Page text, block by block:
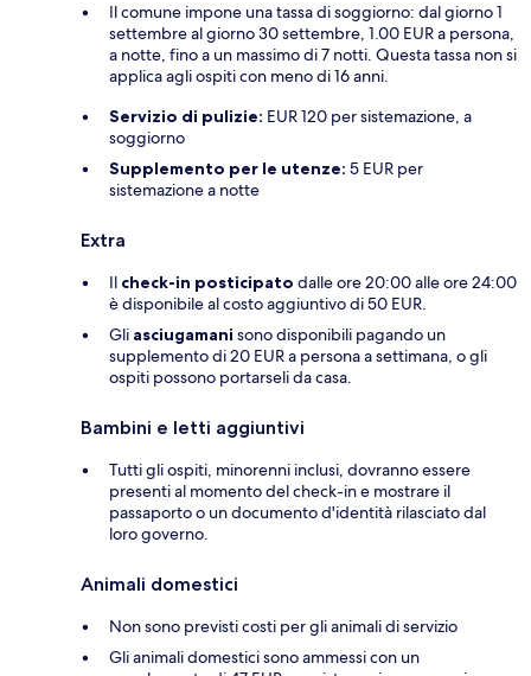
Il comune impone una tassa di soggiorno: dal giorno 1
settembre al giorno 30 settembre, 1.00 EUR a persona,
a notte, fino a un massimo di 7 notti. Questa tassa non si
applica agli ospiti con meno di 16 anni.
Servizio di pulizie: EUR 120 per sistemazione, a
soggiorno
Supplemento per le utenze: 5 EUR per
sistemazione a notte
Extra
Il check-in posticipato dalle ore 20:00 alle ore 24:00
è disponibile al costo aggiuntivo di 50 EUR.
Gli asciugamani sono disponibili pagando un
supplemento di 20 EUR a persona a settimana, o gli
ospiti possono portarseli da casa.
Bambini e letti aggiuntivi
Tutti gli ospiti, minorenni inclusi, dovranno essere
presenti al momento del check-in e mostrare il
passaporto o un documento d'identità rilasciato dal
loro governo.
Animali domestici
Non sono previsti costi per gli animali di servizio
Gli animali domestici sono ammessi con un